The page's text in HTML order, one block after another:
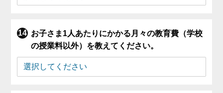
お子さま1人あたりにかかる月々の教育費（学校
の授業料以外）を教えてください。